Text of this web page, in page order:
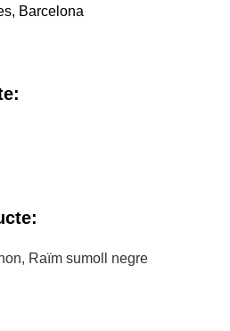
Barcelona
Raïm sumoll negre